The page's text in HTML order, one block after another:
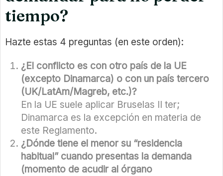
tiempo?
Hazte estas 4 preguntas (en este orden):
¿El conflicto es con otro país de la UE
(excepto Dinamarca) o con un país tercero
(UK/LatAm/Magreb, etc.)?
En la UE suele aplicar Bruselas II ter;
Dinamarca es la excepción en materia de
este Reglamento.
¿Dónde tiene el menor su “residencia
habitual” cuando presentas la demanda
(momento de acudir al órgano